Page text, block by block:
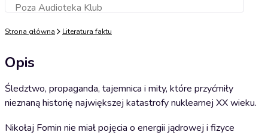
Poza Audioteka KlubDodaj do koszyka
Strona główna Literatura faktu
Opis
Śledztwo, propaganda, tajemnica i mity, które przyćmiły
nieznaną historię największej katastrofy nuklearnej XX wieku.
Nikołaj Fomin nie miał pojęcia o energii jądrowej i fizyce